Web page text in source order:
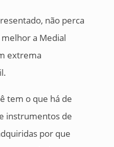
não perca
a Medial
extrema
tem o que há de
instrumentos de
por que